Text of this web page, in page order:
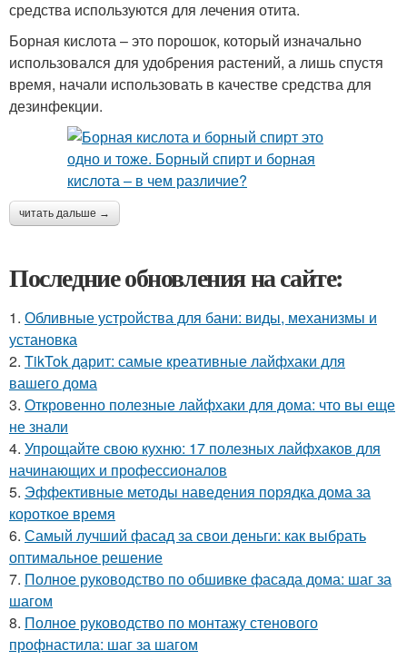
средства используются для лечения отита.
Борная кислота – это порошок, который изначально
использовался для удобрения растений, а лишь спустя
время, начали использовать в качестве средства для
дезинфекции.
читать дальше →
Последние обновления на сайте:
1. Обливные устройства для бани: виды, механизмы и
установка
2. TikTok дарит: самые креативные лайфхаки для
вашего дома
3. Откровенно полезные лайфхаки для дома: что вы еще
не знали
4. Упрощайте свою кухню: 17 полезных лайфхаков для
начинающих и профессионалов
5. Эффективные методы наведения порядка дома за
короткое время
6. Самый лучший фасад за свои деньги: как выбрать
оптимальное решение
7. Полное руководство по обшивке фасада дома: шаг за
шагом
8. Полное руководство по монтажу стенового
профнастила: шаг за шагом